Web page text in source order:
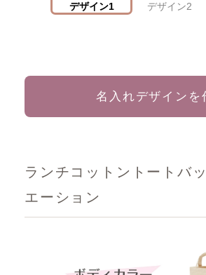
デザイン1 デザイン2
名入れデザインを
ランチコットントートバ
エーション